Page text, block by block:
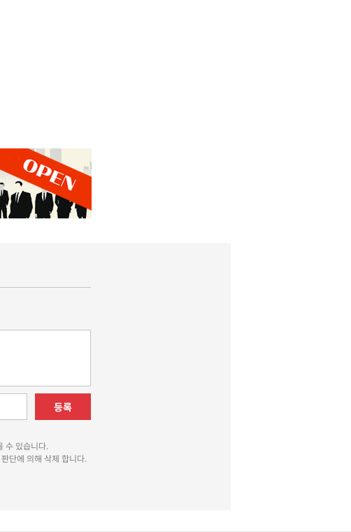
등록
수 있습니다.
단에 의해 삭제 합니다.